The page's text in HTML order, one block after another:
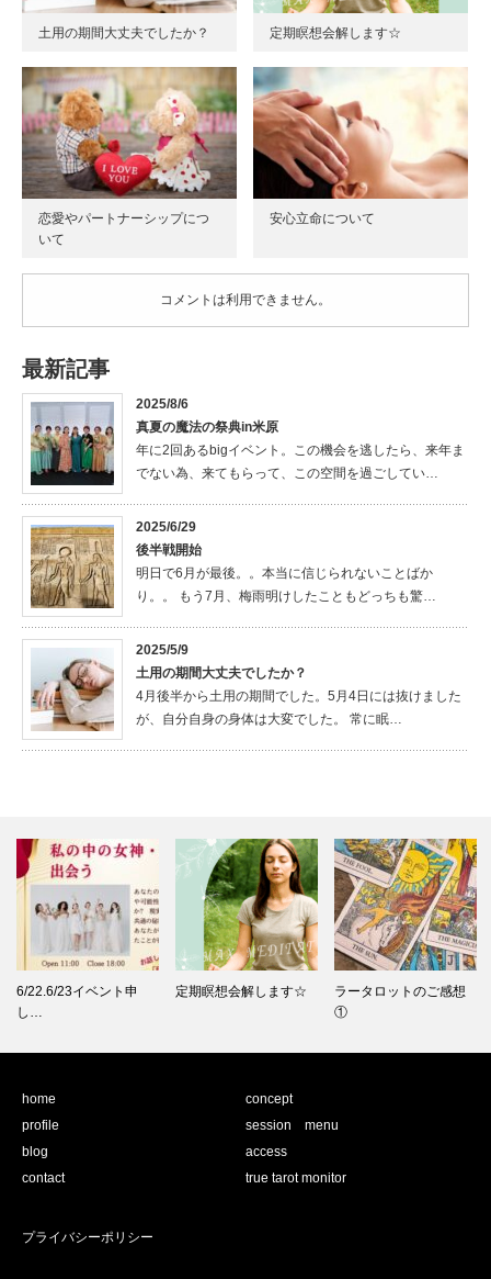
土用の期間大丈夫でしたか？ 定期瞑想会解します☆
恋愛やパートナーシップにつ
いて
安心立命について
コメントは利用できません。
最新記事
2025/8/6
真夏の魔法の祭典in米原
年に2回あるbigイベント。この機会を逃したら、来年ま
でない為、来てもらって、この空間を過ごしてい…
2025/6/29
後半戦開始
明日で6月が最後。。本当に信じられないことばか
り。。 もう7月、梅雨明けしたこともどっちも驚…
2025/5/9
土用の期間大丈夫でしたか？
4月後半から土用の期間でした。5月4日には抜けました
が、自分自身の身体は大変でした。 常に眠…
6/22.6/23イベント申
し…
定期瞑想会解します☆
ラータロットのご感想
①
home
concept
profile
session menu
blog
access
contact
true tarot monitor
プライバシーポリシー